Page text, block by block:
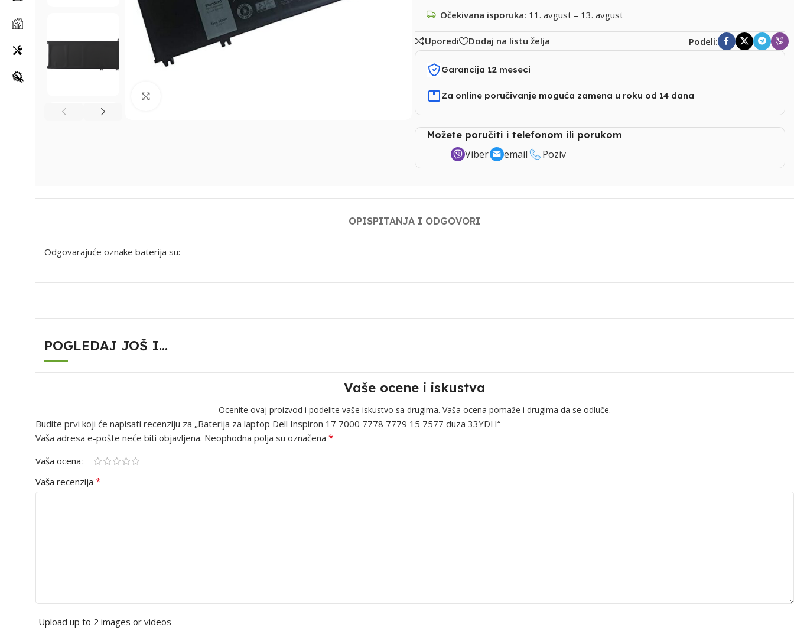
Očekivana isporuka: 11. avgust – 13. avgust
Uporedi Dodaj na listu želja Podeli:
Garancija 12 meseci
Za online poručivanje moguća zamena u roku od 14 dana
Možete poručiti i telefonom ili porukom
Viber email Poziv
OPISPITANJA I ODGOVORI
Odgovarajuće oznake baterija su:
POGLEDAJ JOŠ I...
Vaše ocene i iskustva
Ocenite ovaj proizvod i podelite vaše iskustvo sa drugima. Vaša ocena pomaže i drugima da se odluče.
Budite prvi koji će napisati recenziju za „Baterija za laptop Dell Inspiron 17 7000 7778 7779 15 7577 duza 33YDH“
Vaša adresa e-pošte neće biti objavljena. Neophodna polja su označena *
Vaša ocena
Vaša recenzija *
Upload up to 2 images or videos